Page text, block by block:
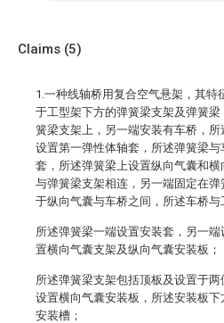
Claims (5)
1.一种线轴桥用复合空气悬架，其特
于工型架下方的弹簧梁支架及弹簧
簧梁支架上，另一端安装有车桥，
设置第一弹性体轴套，所述弹簧梁
套，所述弹簧梁上设置纵向气囊和
与弹簧梁支架相连，另一端固定在
于纵向气囊与车桥之间，所述车桥与
所述弹簧梁一端设置安装套，另一
置横向气囊支架及纵向气囊安装板；
所述弹簧梁支架包括顶板及设置于
设置横向气囊安装板，所述安装板
安装槽；